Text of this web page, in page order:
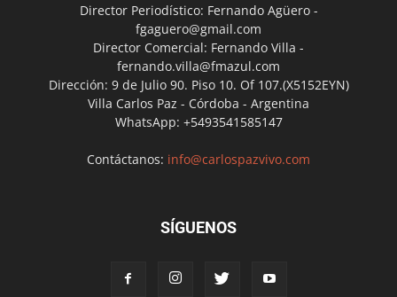
Director Periodístico: Fernando Agüero -
fgaguero@gmail.com
Director Comercial: Fernando Villa -
fernando.villa@fmazul.com
Dirección: 9 de Julio 90. Piso 10. Of 107.(X5152EYN)
Villa Carlos Paz - Córdoba - Argentina
WhatsApp: +5493541585147
Contáctanos: info@carlospazvivo.com
SÍGUENOS